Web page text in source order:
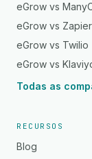
eGrow vs
eGrow vs Zapier
eGrow vs Twilio
eGrow vs
Todas as
RECURSOS
Blog